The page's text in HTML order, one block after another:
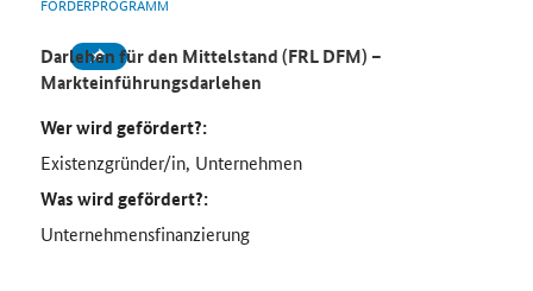
Darlehen für den Mittelstand (FRL DFM) –
Markteinführungsdarlehen
Wer wird gefördert?:
Existenzgründer/in, Unternehmen
Was wird gefördert?:
Unternehmensfinanzierung